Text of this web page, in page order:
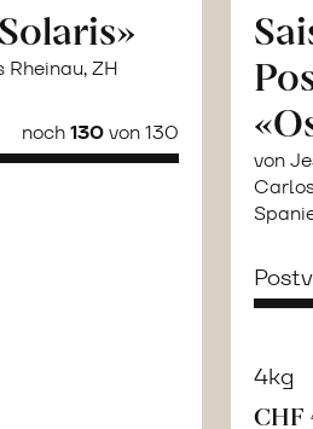
Rheinau, ZH
noch130von 130
von
4kg
CHF